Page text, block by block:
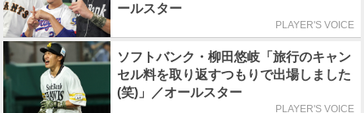
ールスター
PLAYER'S VOICE
ソフトバンク・柳田悠岐「旅行のキャン
セル料を取り返すつもりで出場しました
(笑)」／オールスター
PLAYER'S VOICE